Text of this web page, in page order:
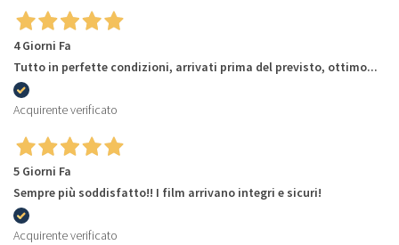
4 Giorni Fa
Tutto in perfette condizioni, arrivati prima del previsto, ottimo...
Acquirente verificato
5 Giorni Fa
Sempre più soddisfatto!! I film arrivano integri e sicuri!
Acquirente verificato